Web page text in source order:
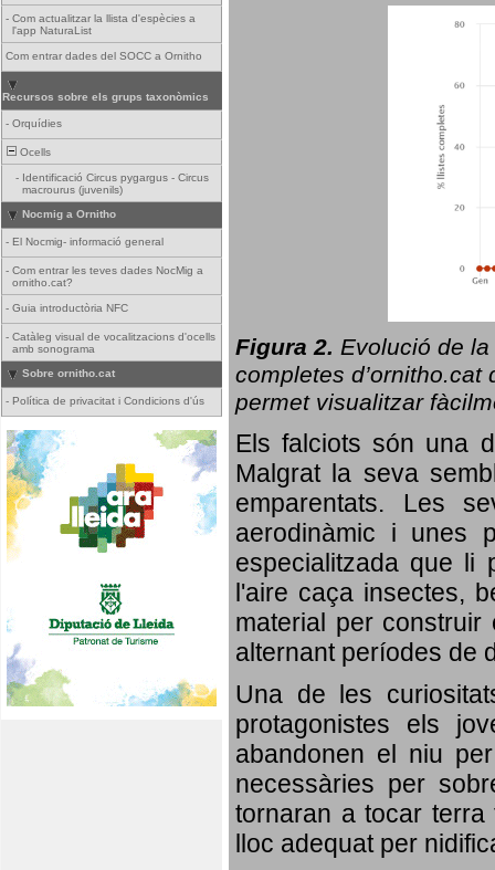
- Com actualitzar la llista d'espècies a
l'app NaturaList
Com entrar dades del SOCC a Ornitho
Recursos sobre els grups taxonòmics
- Orquídies
Ocells
- Identificació Circus pygargus - Circus
macrourus (juvenils)
Nocmig a Ornitho
- El Nocmig- informació general
- Com entrar les teves dades NocMig a
ornitho.cat?
- Guia introductòria NFC
- Catàleg visual de vocalitzacions d'ocells
amb sonograma
Sobre ornitho.cat
- Política de privacitat i Condicions d'ús
Figura 2. Evolució de la
completes d’ornitho.cat
permet visualitzar
Els falciots són una
Malgrat la seva
emparentats. Les
aerodinàmic i unes
especialitzada que li
l'aire caça insectes,
material per
alternant períodes de
Una de les
protagonistes els
abandonen el niu
necessàries per
tornaran a tocar
lloc adequat per